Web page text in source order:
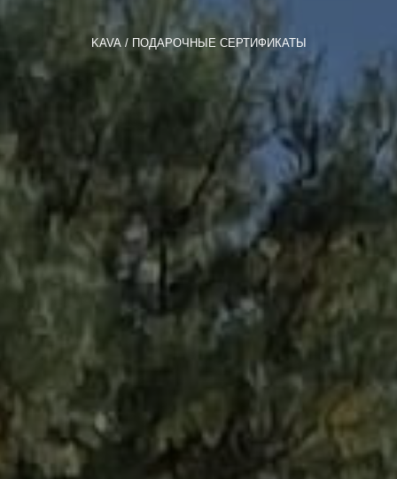
KAVA ПОДАРОЧНЫЕ СЕРТИФИКАТЫ